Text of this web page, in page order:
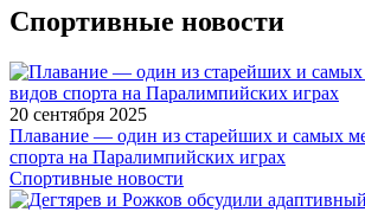
Спортивные новости
20 сентября 2025
Плавание — один из старейших и самых
спорта на Паралимпийских играх
Спортивные новости